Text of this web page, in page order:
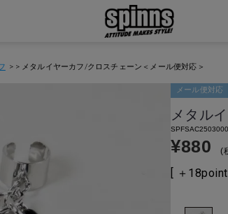
メタルイヤーカフ/クロスチェーン＜メール便対応＞
メール便対応
メタル
¥880
[ ＋ 18point ]